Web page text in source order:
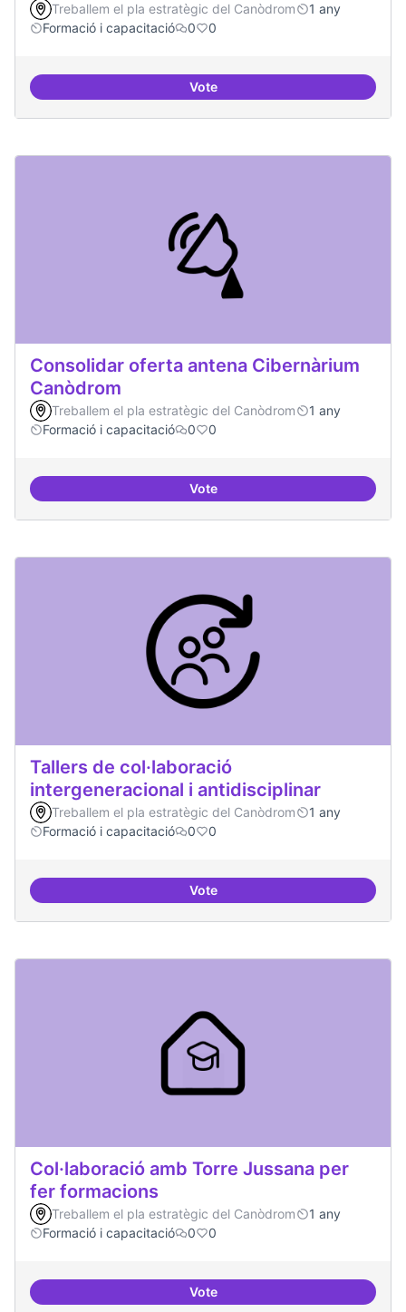
Treballem el pla estratègic del Canòdrom
1 any
Formació i capacitació
0 0
VoteÀrees de formació definides i
Consolidar oferta antena Cibernàrium
Canòdrom
Treballem el pla estratègic del Canòdrom
1 any
Formació i capacitació
0 0
VoteConsolidar oferta antena
Tallers de col·laboració
intergeneracional i antidisciplinar
Treballem el pla estratègic del Canòdrom
1 any
Formació i capacitació
0 0
VoteTallers de col·laboració
Col·laboració amb Torre Jussana per
fer formacions
Treballem el pla estratègic del Canòdrom
1 any
Formació i capacitació
0 0
VoteCol·laboració amb Torre